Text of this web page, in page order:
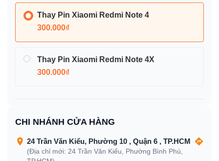
Thay Pin Xiaomi Redmi Note 4
300.000₫
Thay Pin Xiaomi Redmi Note 4X
300.000₫
CHI NHÁNH CỬA HÀNG
24 Trần Văn Kiểu, Phường 10 , Quận 6 , TP.HCM
(Địa chỉ mới: 24 Trần Văn Kiểu, Phường Bình Phú,